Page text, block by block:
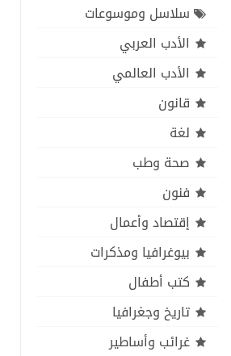
سلاسل وموسوعات
الأدب العربي
الأدب العالمي
قانون
لغة
صحة وطب
فنون
إقتصاد وأعمال
بيوغرافيا ومذكرات
كتب أطفال
تاريخ وجغرافيا
غرائب وأساطير